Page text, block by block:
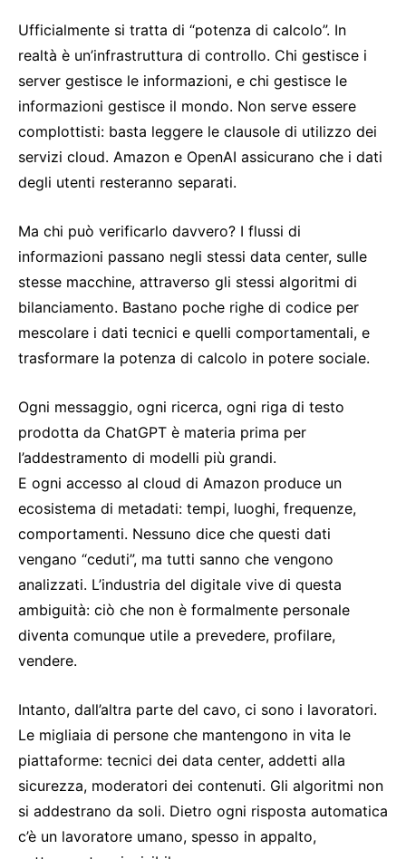
Ufficialmente si tratta di “potenza di calcolo”. In
realtà è un’infrastruttura di controllo. Chi gestisce i
server gestisce le informazioni, e chi gestisce le
informazioni gestisce il mondo. Non serve essere
complottisti: basta leggere le clausole di utilizzo dei
servizi cloud. Amazon e OpenAI assicurano che i dati
degli utenti resteranno separati.
Ma chi può verificarlo davvero? I flussi di
informazioni passano negli stessi data center, sulle
stesse macchine, attraverso gli stessi algoritmi di
bilanciamento. Bastano poche righe di codice per
mescolare i dati tecnici e quelli comportamentali, e
trasformare la potenza di calcolo in potere sociale.
Ogni messaggio, ogni ricerca, ogni riga di testo
prodotta da ChatGPT è materia prima per
l’addestramento di modelli più grandi.
E ogni accesso al cloud di Amazon produce un
ecosistema di metadati: tempi, luoghi, frequenze,
comportamenti. Nessuno dice che questi dati
vengano “ceduti”, ma tutti sanno che vengono
analizzati. L’industria del digitale vive di questa
ambiguità: ciò che non è formalmente personale
diventa comunque utile a prevedere, profilare,
vendere.
Intanto, dall’altra parte del cavo, ci sono i lavoratori.
Le migliaia di persone che mantengono in vita le
piattaforme: tecnici dei data center, addetti alla
sicurezza, moderatori dei contenuti. Gli algoritmi non
si addestrano da soli. Dietro ogni risposta automatica
c’è un lavoratore umano, spesso in appalto,